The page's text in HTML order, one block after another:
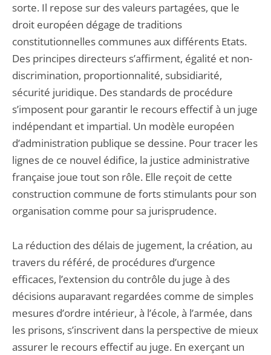
sorte. Il repose sur des valeurs partagées, que le
droit européen dégage de traditions
constitutionnelles communes aux différents Etats.
Des principes directeurs s’affirment, égalité et non-
discrimination, proportionnalité, subsidiarité,
sécurité juridique. Des standards de procédure
s’imposent pour garantir le recours effectif à un juge
indépendant et impartial. Un modèle européen
d’administration publique se dessine. Pour tracer les
lignes de ce nouvel édifice, la justice administrative
française joue tout son rôle. Elle reçoit de cette
construction commune de forts stimulants pour son
organisation comme pour sa jurisprudence.
La réduction des délais de jugement, la création, au
travers du référé, de procédures d’urgence
efficaces, l’extension du contrôle du juge à des
décisions auparavant regardées comme de simples
mesures d’ordre intérieur, à l’école, à l’armée, dans
les prisons, s’inscrivent dans la perspective de mieux
assurer le recours effectif au juge. En exerçant un